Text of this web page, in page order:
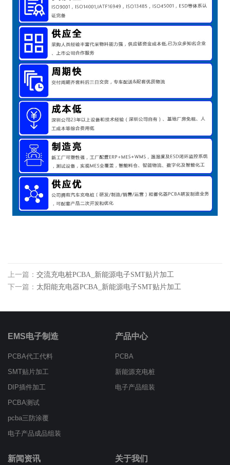
上一篇： 交流充电桩PCBA_新能源电子SMT贴片加工
下一篇： 太阳能充电器PCBA_新能源电子SMT贴片加工
EMS电子制造
PCBA代工代料
SMT贴片加工
DIP插件加工
PCBA测试
pcba三防涂覆
电子产品成品组装
产品中心
PCBA
新能源充电桩
电子产品组装
新闻资讯 关于我们